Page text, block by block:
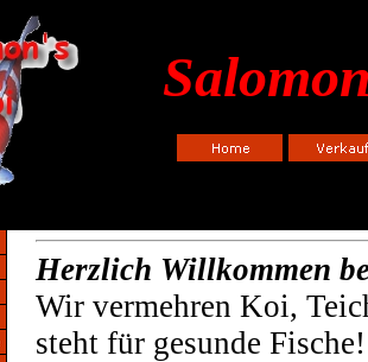
Herzlich Willkommen
Wir vermehren Koi,
steht für gesunde